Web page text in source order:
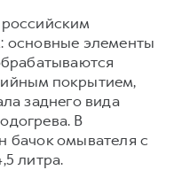
основные элементы
покрытием,
заднего вида
В
бачок омывателя с
литра.